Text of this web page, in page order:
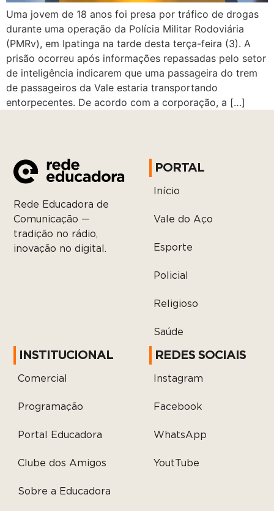
Uma jovem de 18 anos foi presa por tráfico de drogas
durante uma operação da Polícia Militar Rodoviária
(PMRv), em Ipatinga na tarde desta terça-feira (3). A
prisão ocorreu após informações repassadas pelo setor
de inteligência indicarem que uma passageira do trem
de passageiros da Vale estaria transportando
entorpecentes. De acordo com a corporação, a […]
Rede Educadora de
Comunicação —
tradição no rádio,
inovação no digital.
PORTAL
Início
Vale do Aço
Esporte
Policial
Religioso
Saúde
INSTITUCIONAL
Comercial
Programação
Portal Educadora
Clube dos Amigos
Sobre a Educadora
REDES SOCIAIS
Instagram
Facebook
WhatsApp
YoutTube